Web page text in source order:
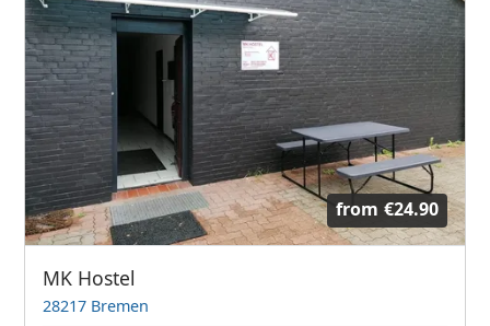
from €24.90
MK Hostel
28217 Bremen